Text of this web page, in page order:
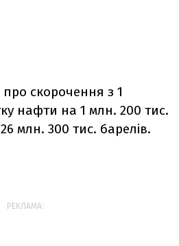
скорочення з 1
нафти на 1 млн. 200 тис.
млн. 300 тис. барелів.
РЕКЛАМА: